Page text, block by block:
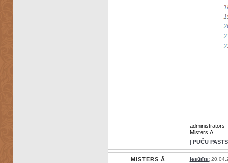
administrators
Misters Ā.
| PŪČU PASTS
MISTERS Ā Iesūtīts: